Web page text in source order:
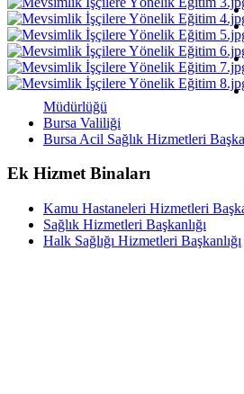
Müdürlüğü
Bursa Valiliği
Bursa Acil Sağlık Hizmetleri
Ek Hizmet Binaları
Kamu Hastaneleri Hizmetleri
Sağlık Hizmetleri Başkanlığı
Halk Sağlığı Hizmetleri Başkanlığı